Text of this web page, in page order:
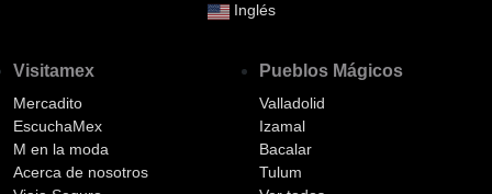
Inglés
Visitamex
Mercadito
EscuchaMex
M en la moda
Acerca de nosotros
Pueblos Mágicos
Valladolid
Izamal
Bacalar
Tulum